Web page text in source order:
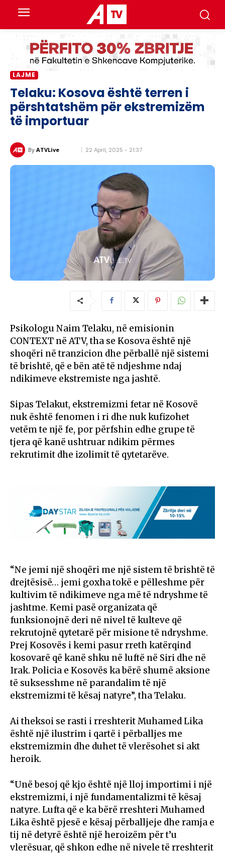
LAJME
Telaku: Kosova është terren i
përshtatshëm për ekstremizëm
të importuar
By ATVLive 22 April, 2025 - 21:37
Psikologu Naim Telaku, në emisionin
CONTEXT në ATV, tha se Kosova është një
shoqëri në tranzicion dhe përballë një sistemi
të brishtë, që e bën atë të ndjeshme ndaj
ndikimeve ekstremiste nga jashtë.
Sipas Telakut, ekstremizmi fetar në Kosovë
nuk është fenomen i ri dhe nuk kufizohet
vetëm te një fe, por përfshin edhe grupe të
tjera që kanë ushtruar ndikim përmes
rekrutimit dhe izolimit të qytetarëve.
“Ne jemi një shoqëri me një sistem të brishtë të
drejtësisë… jemi goxha tokë e pëlleshme për
kultivim të ndikimeve nga më të ndryshme të
jashtme. Kemi pasë organizata që
funksionojnë deri në nivel të kulteve që
rekrutojnë qytetarë për misione të ndryshme.
Prej Kosovës i kemi pasur rreth katërqind
kosovarë që kanë shku në luftë në Siri dhe në
Irak. Policia e Kosovës ka bërë shumë aksione
të suksesshme në parandalim të një
ekstremizmi të kësaj natyre”, tha Telaku.
Ai theksoi se rasti i rreshterit Muhamed Lika
është një ilustrim i qartë i përballjes me
ekstremizmin dhe duhet të vlerësohet si akt
heroik.
“Unë besoj që kjo është një lloj importimi i një
ekstremizmi, i një fundamentalizmi të kësaj
natyre. Lufta që e ka bërë rreshteri Muhamed
Lika është pjesë e kësaj përballjeje dhe ramja e
tij në detyrë është një heroizëm për t’u
vlerësuar, që shkon edhe në nivele të rreshterit